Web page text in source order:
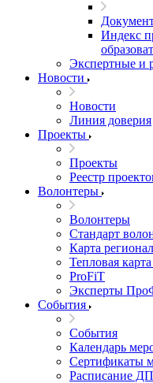
Индекс
Экспертные и
Новости
Новости
Линия доверия
Проекты
Проекты
Реестр
Волонтеры
Волонтеры
Стандарт
Карта
Тепловая
ProFiT
Эксперты
События
События
Календарь
Сертификаты
Расписание